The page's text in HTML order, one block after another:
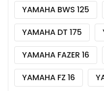
YAMAHA BWS 125
YAMAHA DT 175
YAMAHA FAZER 16
YAMAHA FZ 16